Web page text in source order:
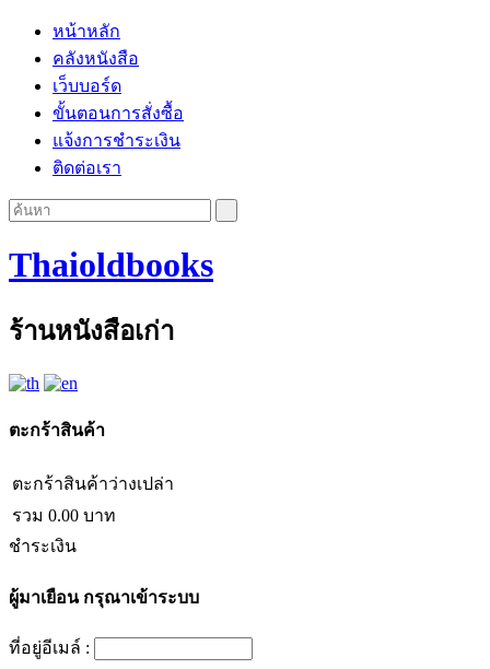
หน้าหลัก
คลังหนังสือ
เว็บบอร์ด
ขั้นตอนการสั่งซื้อ
แจ้งการชำระเงิน
ติดต่อเรา
Thaioldbooks
ร้านหนังสือเก่า
ตะกร้าสินค้า
ตะกร้าสินค้าว่างเปล่า
รวม 0.00 บาท
ชำระเงิน
ผู้มาเยือนกรุณาเข้าระบบ
ที่อยู่อีเมล์ :